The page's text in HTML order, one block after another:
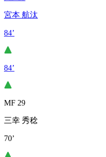
宮本 航汰
84’
84’
MF 29
三幸 秀稔
70’